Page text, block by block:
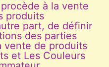
à la vente
produits
part, de définir
des parties
vente de produits
et Les Couleurs